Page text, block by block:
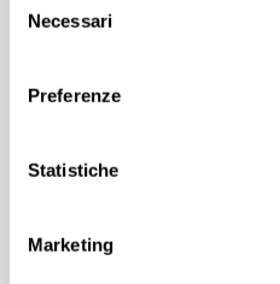
delNecessari
Preferenze
Statistiche
Marketing
SOSTENIBILITÀ
Presentato per la